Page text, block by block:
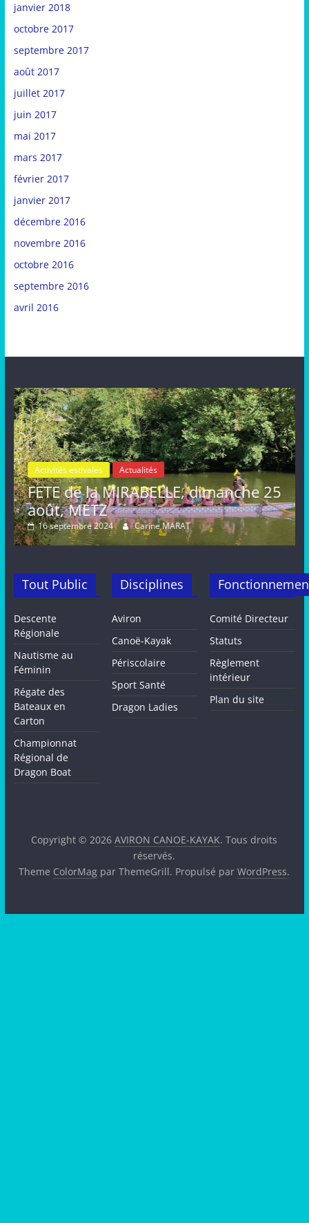
janvier 2018
octobre 2017
septembre 2017
août 2017
juillet 2017
juin 2017
mai 2017
mars 2017
février 2017
janvier 2017
décembre 2016
novembre 2016
octobre 2016
septembre 2016
avril 2016
Activités estivales Actualités
FETE de la MIRABELLE, dimanche 25
août, METZ
16 septembre 2024 Carine MARAT
Tout Public
Descente
Régionale
Nautisme au
Féminin
Régate des
Bateaux en
Carton
Championnat
Régional de
Dragon Boat
Disciplines
Aviron
Canoë-Kayak
Périscolaire
Sport Santé
Dragon Ladies
Comité Directeur
Statuts
Règlement
intérieur
Plan du site
Copyright © 2026AVIRON CANOE-KAYAK. Tous droits
réservés.
Theme ColorMag par ThemeGrill. Propulsé parWordPress.